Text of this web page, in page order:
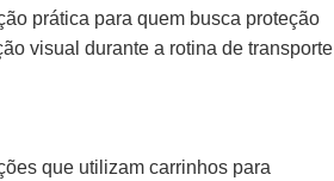
prática para quem busca proteção
visual durante a rotina de transporte
que utilizam carrinhos para